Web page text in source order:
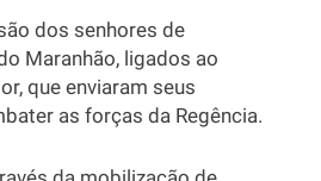
dos senhores de
Maranhão, ligados ao
que enviaram seus
as forças da Regência.